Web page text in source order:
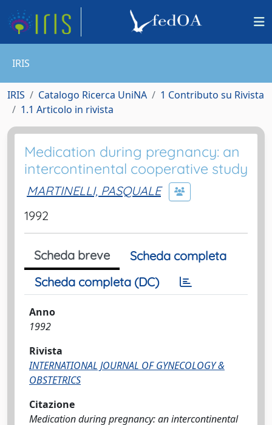
IRIS
IRIS Catalogo Ricerca UniNA
1 Contributo su Rivista
1.1 Articolo in rivista
Medication during pregnancy: an
intercontinental cooperative study
MARTINELLI, PASQUALE
1992
Scheda breve
Scheda completa
Scheda completa (DC)
Anno
1992
Rivista
INTERNATIONAL JOURNAL OF GYNECOLOGY &
OBSTETRICS
Citazione
Medication during pregnancy: an intercontinental